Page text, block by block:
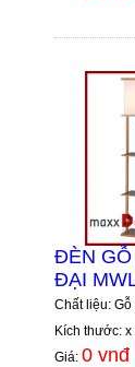
ĐÈN GỖ
ĐẠI
Chất liệu: Gỗ
Kích thước: x
Giá: 0 vnđ